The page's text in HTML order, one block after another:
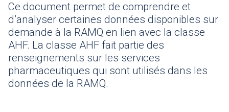
Ce document permet de comprendre et
d’analyser certaines données disponibles sur
demande à la RAMQ en lien avec la classe
AHF. La classe AHF fait partie des
renseignements sur les services
pharmaceutiques qui sont utilisés dans les
données de la RAMQ.